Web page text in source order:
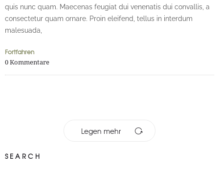
quis nunc quam. Maecenas feugiat dui venenatis dui convallis, a
consectetur quam ornare. Proin eleifend, tellus in interdum
malesuada,
Fortfahren
0 Kommentare
Legen mehr
SEARCH